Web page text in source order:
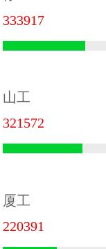
333917
山工
321572
厦工
220391